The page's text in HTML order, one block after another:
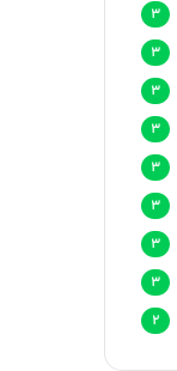
۳
۳
۳
۳
۳
۳
۳
۳
۲